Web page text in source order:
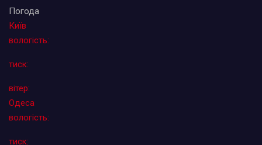
Погода
Київ
вологість:
тиск:
вітер:
Одеса
вологість:
тиск: